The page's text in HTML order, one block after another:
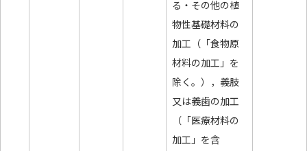
る・その他の植
物性基礎材料の
加工（「食物原
材料の加工」を
除く。），義肢
又は義歯の加工
（「医療材料の
加工」を含